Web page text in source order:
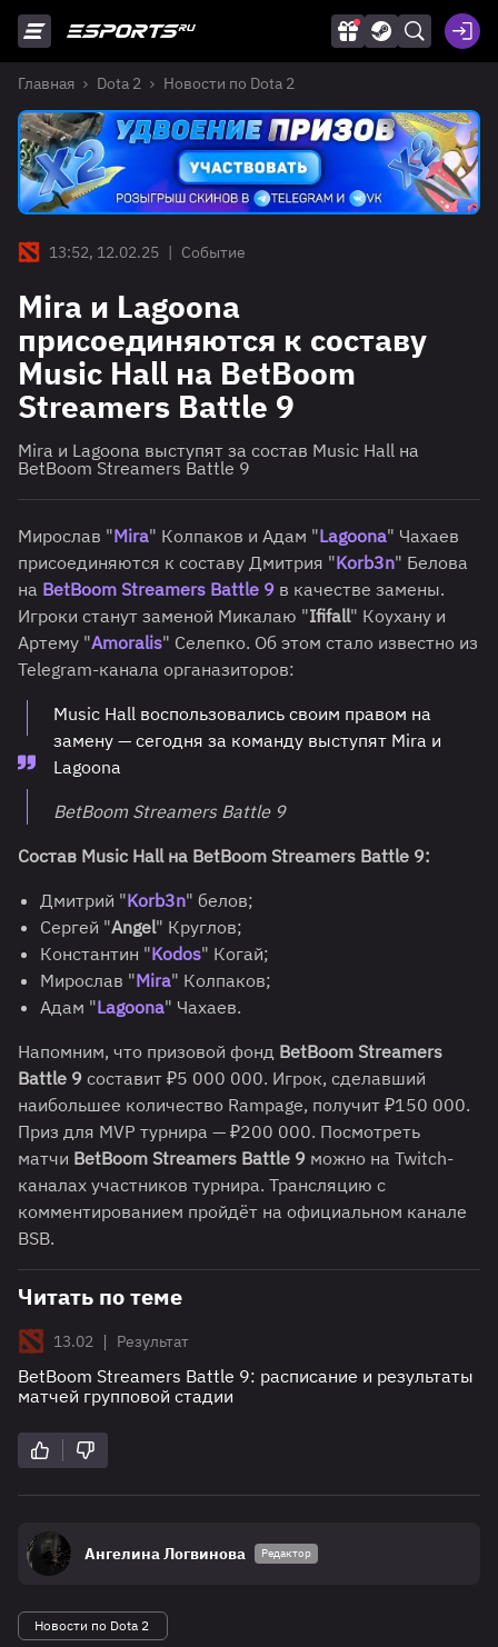
Главная Dota 2 Новости по Dota 2
13:52, 12.02.25 | Событие
Mira и Lagoona
присоединяются к составу
Music Hall на BetBoom
Streamers Battle 9
Mira и Lagoona выступят за состав Music Hall на
BetBoom Streamers Battle 9
Мирослав "Mira" Колпаков и Адам "Lagoona" Чахаев
присоединяются к составу Дмитрия "Korb3n" Белова
на BetBoom Streamers Battle 9 в качестве замены.
Игроки станут заменой Микалаю "Ififall" Коухану и
Артему "Amoralis" Селепко. Об этом стало известно из
Telegram-канала органазиторов:
Music Hall воспользовались своим правом на
замену — сегодня за команду выступят Mira и
Lagoona
BetBoom Streamers Battle 9
Состав Music Hall на BetBoom Streamers Battle 9:
Дмитрий "Korb3n" белов;
Сергей "Angel" Круглов;
Константин "Kodos" Когай;
Мирослав "Mira" Колпаков;
Адам "Lagoona" Чахаев.
Напомним, что призовой фонд BetBoom Streamers
Battle 9 составит ₽5 000 000. Игрок, сделавший
наибольшее количество Rampage, получит ₽150 000.
Приз для MVP турнира — ₽200 000. Посмотреть
матчи BetBoom Streamers Battle 9 можно на Twitch-
каналах участников турнира. Трансляцию с
комментированием пройдёт на официальном канале
BSB.
Читать по теме
13.02 | Результат
BetBoom Streamers Battle 9: расписание и результаты
матчей групповой стадии
Ангелина Логвинова Редактор
Новости по Dota 2